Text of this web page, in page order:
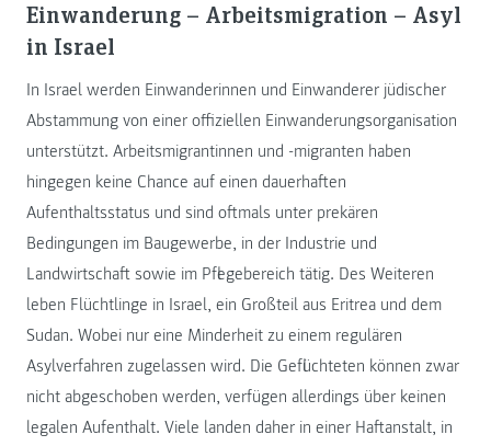
Einwanderung – Arbeitsmigration – Asyl
in Israel
In Israel werden Einwanderinnen und Einwanderer jüdischer
Abstammung von einer offiziellen Einwanderungsorganisation
unterstützt. Arbeitsmigrantinnen und -migranten haben
hingegen keine Chance auf einen dauerhaften
Aufenthaltsstatus und sind oftmals unter prekären
Bedingungen im Baugewerbe, in der Industrie und
Landwirtschaft sowie im Pflegebereich tätig. Des Weiteren
leben Flüchtlinge in Israel, ein Großteil aus Eritrea und dem
Sudan. Wobei nur eine Minderheit zu einem regulären
Asylverfahren zugelassen wird. Die Geflüchteten können zwar
nicht abgeschoben werden, verfügen allerdings über keinen
legalen Aufenthalt. Viele landen daher in einer Haftanstalt, in